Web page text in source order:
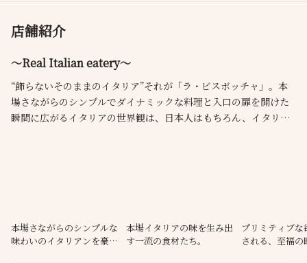
店舗紹介
～Real Italian eatery～
“飾らないそのままのイタリア”それが「ラ・ビスボッチャ」。本
場さながらのシンプルでダイナミックな料理と入口の扉を開けた
瞬間に広がるイタリアの世界観は、日本人はもちろん、イタリア
本場さながらのシンプルな
味わいのイタリアンを豪快
本場イタリアの味を生み出
す一流の食材たち。
プリミティブ
される、至福